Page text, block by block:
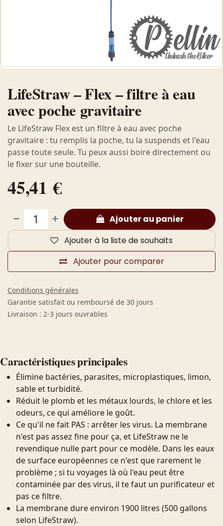
LifeStraw – Flex – filtre à eau
avec poche gravitaire
Le LifeStraw Flex est un filtre à eau avec poche
gravitaire : tu remplis la poche, tu la suspends et l'eau
passe toute seule. Tu peux aussi boire directement ou
le fixer sur une bouteille.
45,41 €
Ajouter au panier
Ajouter pour comparer
Ajouter à la liste de souhaits
Conditions générales
Garantie satisfait ou remboursé de 30 jours
Livraison : 2-3 jours ouvrables
Caractéristiques principales
Élimine bactéries, parasites, microplastiques, limon,
sable et turbidité.
Réduit le plomb et les métaux lourds, le chlore et les
odeurs, ce qui améliore le goût.
Ce qu'il ne fait PAS : arrêter les virus. La membrane
n'est pas assez fine pour ça, et LifeStraw ne le
revendique nulle part pour ce modèle. Dans les eaux
de surface européennes ce n'est que rarement le
problème ; si tu voyages là où l'eau peut être
contaminée par des virus, il te faut un purificateur et
pas ce filtre.
La membrane dure environ 1900 litres (500 gallons
selon LifeStraw).